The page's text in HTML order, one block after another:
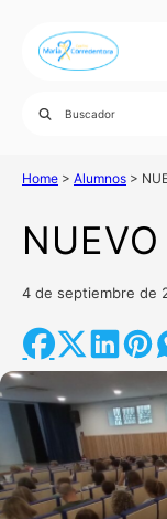
Home > Alumnos >
4 de septiembre de